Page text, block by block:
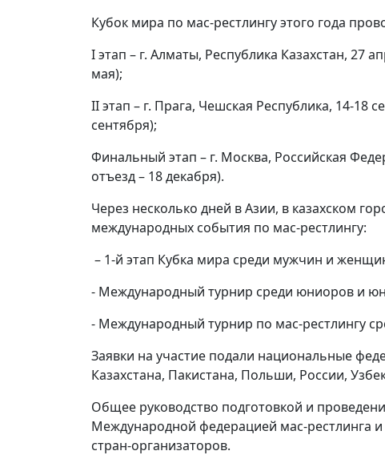
Кубок мира по мас-рестлингу этого года
I этап – г. Алматы, Республика Казахстан, 27
мая);
II этап – г. Прага, Чешская Республика, 14-18
сентября);
Финальный этап – г. Москва, Российская
отъезд – 18 декабря).
Через несколько дней в Азии, в казахском
международных события по мас-рестлингу:
– 1-й этап Кубка мира среди мужчин и
- Международный турнир среди юниоров и
- Международный турнир по мас-рестлингу
Заявки на участие подали национальные
Казахстана, Пакистана, Польши, России,
Общее руководство подготовкой и
Международной федерацией мас-рестлинга
стран-организаторов.